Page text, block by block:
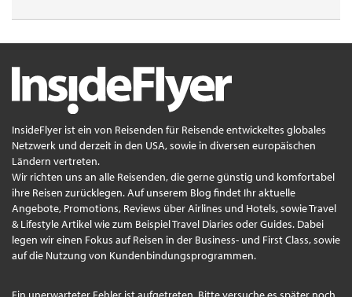
InsideFlyer ist ein von Reisenden für Reisende entwickeltes globales
Netzwerk und derzeit in den USA, sowie in diversen europäischen
Ländern vertreten.
Wir richten uns an alle Reisenden, die gerne günstig und komfortabel
ihre Reisen zurücklegen. Auf unserem Blog findet Ihr aktuelle
Angebote, Promotions, Reviews über Airlines und Hotels, sowie Travel
& Lifestyle Artikel wie zum Beispiel Travel Diaries oder Guides. Dabei
legen wir einen Fokus auf Reisen in der Business- und First Class, sowie
auf die Nutzung von Kundenbindungsprogrammen.